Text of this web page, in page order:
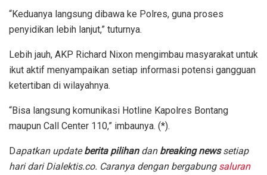
“Keduanya langsung dibawa ke Polres, guna proses
penyidikan lebih lanjut,” tuturnya.
Lebih jauh, AKP Richard Nixon mengimbau masyarakat untuk
ikut aktif menyampaikan setiap informasi potensi gangguan
ketertiban di wilayahnya.
“Bisa langsung komunikasi Hotline Kapolres Bontang
maupun Call Center 110,” imbaunya. (*).
Dapatkan updateberita pilihan dan breaking newssetiap
hari dari Dialektis.co. Caranya dengan bergabung saluran